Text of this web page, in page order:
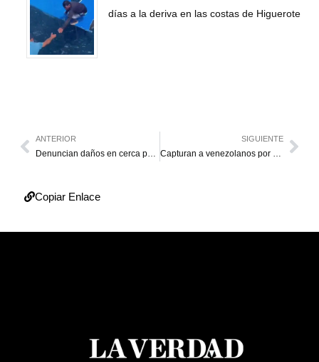
días a la deriva en las costas de Higuerote
ANTERIOR
Denuncian daños en cerca perimetral del Metro de Maracaibo
SIGUIENTE
Capturan a venezolanos por robos de relojes Rolex en Panamá
Copiar Enlace